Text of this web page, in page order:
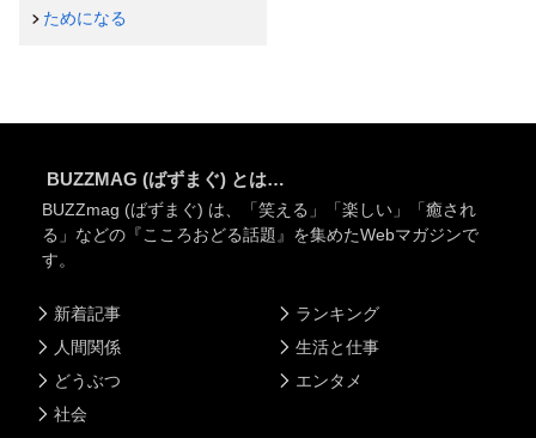
ためになる
BUZZMAG (ばずまぐ) とは…
BUZZmag (ばずまぐ) は、「笑える」「楽しい」「癒され
る」などの『こころおどる話題』を集めたWebマガジンで
す。
新着記事
人間関係
どうぶつ
社会
ランキング
生活と仕事
エンタメ